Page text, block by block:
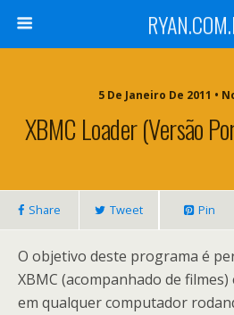
5 De Janeiro De 2011 •
XBMC Loader (versão
Share Tweet Pin
O objetivo deste programa é
XBMC (acompanhado de
em qualquer computador